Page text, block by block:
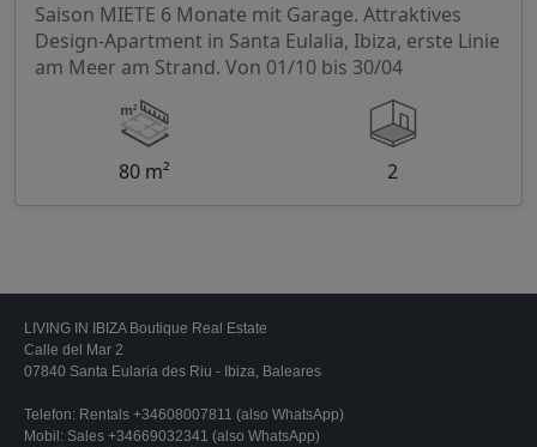
Saison MIETE 6 Monate mit Garage. Attraktives
Design-Apartment in Santa Eulalia, Ibiza, erste Linie
am Meer am Strand. Von 01/10 bis 30/04
80 m² 2
LIVING IN IBIZA Boutique Real Estate
Calle del Mar 2
07840 Santa Eularia des Riu - Ibiza, Baleares
Telefon: Rentals +34608007811 (also WhatsApp)
Mobil: Sales +34669032341 (also WhatsApp)